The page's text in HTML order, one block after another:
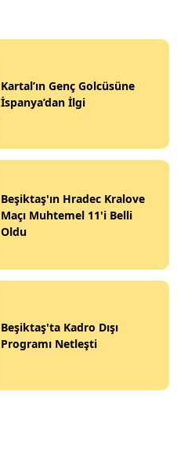
Kartal’ın Genç Golcüsüne
İspanya’dan İlgi
Beşiktaş'ın Hradec Kralove
Maçı Muhtemel 11'i Belli
Oldu
Beşiktaş'ta Kadro Dışı
Programı Netleşti